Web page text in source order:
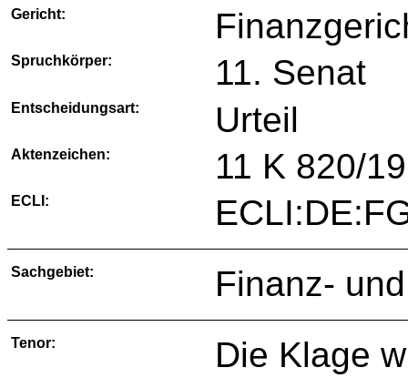
Gericht:
Spruchkörper: 11. Senat
Entscheidungsart: Urteil
Aktenzeichen: 11 K 820/
ECLI:
Sachgebiet: Finanz-
Tenor:
Die Klage